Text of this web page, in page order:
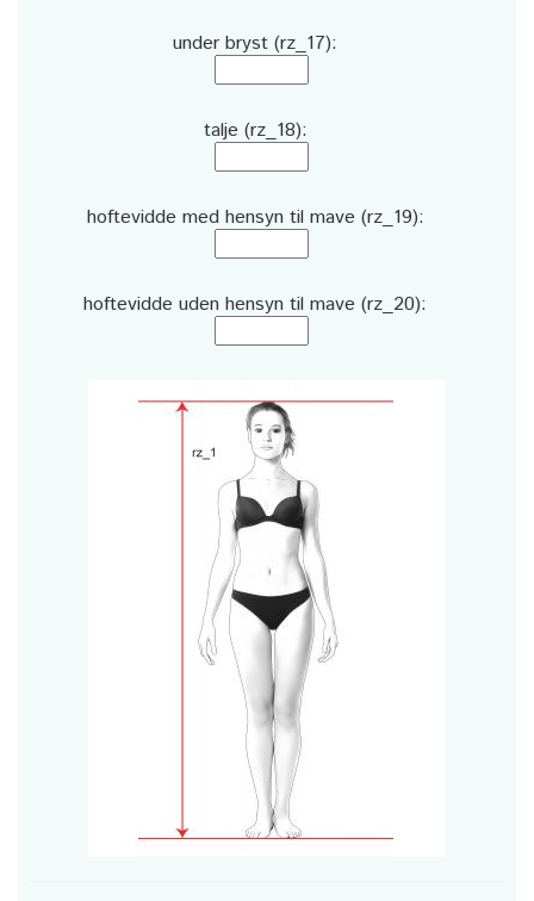
under bryst (rz_17):
talje (rz_18):
hoftevidde med hensyn til mave (rz_19):
hoftevidde uden hensyn til mave (rz_20):